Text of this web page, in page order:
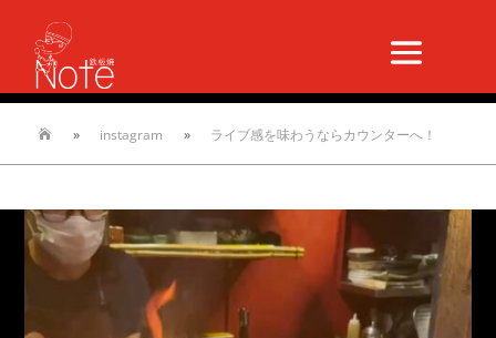
 » instagram » ライブ感を味わうならカウンターへ！